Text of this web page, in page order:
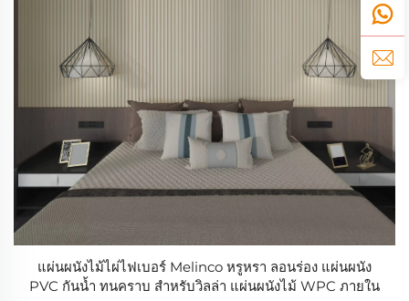
แผ่นผนังไม้ไผ่ไฟเบอร์ Melinco หรูหรา ลอนร่อง แผ่นผนัง
PVC กันน้ำ ทนคราบ สำหรับวิลล่า แผ่นผนังไม้ WPC ภายใน